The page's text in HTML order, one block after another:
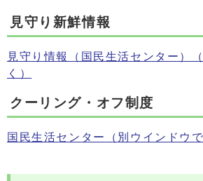
見守り新鮮情報
見守り情報（国民生活センター）
く）
クーリング・オフ制度
国民生活センター （別ウインドウ